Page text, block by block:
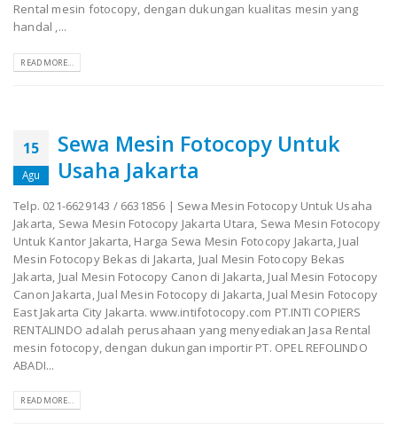
Rental mesin fotocopy, dengan dukungan kualitas mesin yang
handal ,...
READ MORE...
15
Agu
Sewa Mesin Fotocopy Untuk
Usaha Jakarta
Telp. 021-6629143 / 6631856 | Sewa Mesin Fotocopy Untuk Usaha
Jakarta, Sewa Mesin Fotocopy Jakarta Utara, Sewa Mesin Fotocopy
Untuk Kantor Jakarta, Harga Sewa Mesin Fotocopy Jakarta, Jual
Mesin Fotocopy Bekas di Jakarta, Jual Mesin Fotocopy Bekas
Jakarta, Jual Mesin Fotocopy Canon di Jakarta, Jual Mesin Fotocopy
Canon Jakarta, Jual Mesin Fotocopy di Jakarta, Jual Mesin Fotocopy
East Jakarta City Jakarta. www.intifotocopy.com PT.INTI COPIERS
RENTALINDO adalah perusahaan yang menyediakan Jasa Rental
mesin fotocopy, dengan dukungan importir PT. OPEL REFOLINDO
ABADI...
READ MORE...